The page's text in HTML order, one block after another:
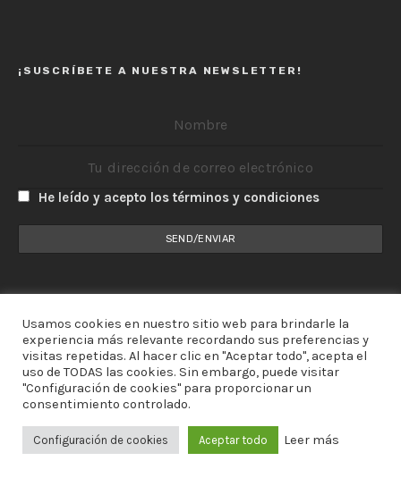
¡SUSCRÍBETE A NUESTRA NEWSLETTER!
He leído y acepto los términos y condiciones
Usamos cookies en nuestro sitio web para brindarle la
experiencia más relevante recordando sus preferencias y
visitas repetidas. Al hacer clic en "Aceptar todo", acepta el
uso de TODAS las cookies. Sin embargo, puede visitar
"Configuración de cookies" para proporcionar un
consentimiento controlado.
Configuración de cookies Aceptar todo Leer más